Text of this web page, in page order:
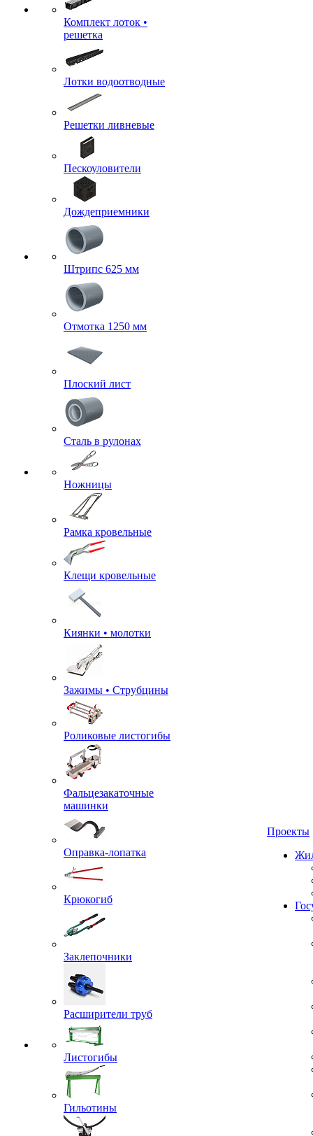
Комплект лоток •
решетка
Лотки водоотводные
Решетки ливневые
Пескоуловители
Дождеприемники
Штрипс 625 мм
Отмотка 1250 мм
Плоский лист
Сталь в рулонах
Ножницы
Рамка кровельные
Клещи кровельные
Киянки • молотки
Зажимы • Струбцины
Роликовые листогибы
Фальцезакаточные
машинки
Оправка-лопатка
Крюкогиб
Заклепочники
Расширители труб
Листогибы
Гильотины